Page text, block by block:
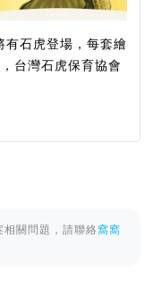
有石虎登場，每套繪
台灣石虎保育協會
關問題，請聯絡窩窩